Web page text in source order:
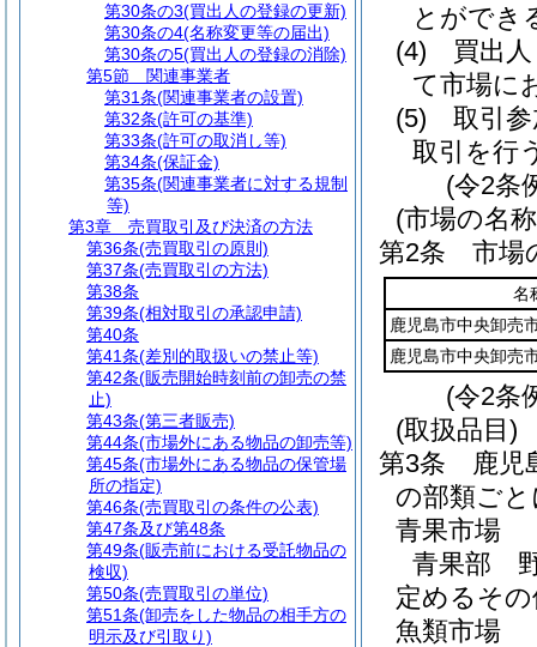
とができ
(4)
買出
て市場に
(5)
取引
取引を行
(令2条
(市場の名
第2条
市場
名
鹿児島市中央卸売
鹿児島市中央卸売
(令2条
(取扱品目)
第3条
鹿児
の部類ご
青果市場
青果部
定めるそ
魚類市場
第30条の3(買出人の登録の更新)
第30条の4(名称変更等の届出)
第30条の5(買出人の登録の消除)
第5節
関連事業者
第31条(関連事業者の設置)
第32条(許可の基準)
第33条(許可の取消し等)
第34条(保証金)
第35条(関連事業者に対する規制
等)
第3章
売買取引及び決済の方法
第36条(売買取引の原則)
第37条(売買取引の方法)
第38条
第39条(相対取引の承認申請)
第40条
第41条(差別的取扱いの禁止等)
第42条(販売開始時刻前の卸売の禁
止)
第43条(第三者販売)
第44条(市場外にある物品の卸売等)
第45条(市場外にある物品の保管場
所の指定)
第46条(売買取引の条件の公表)
第47条及び第48条
第49条(販売前における受託物品の
検収)
第50条(売買取引の単位)
第51条(卸売をした物品の相手方の
明示及び引取り)